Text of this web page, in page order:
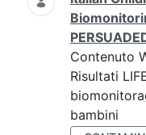
Contenuto
Risultati
bambini